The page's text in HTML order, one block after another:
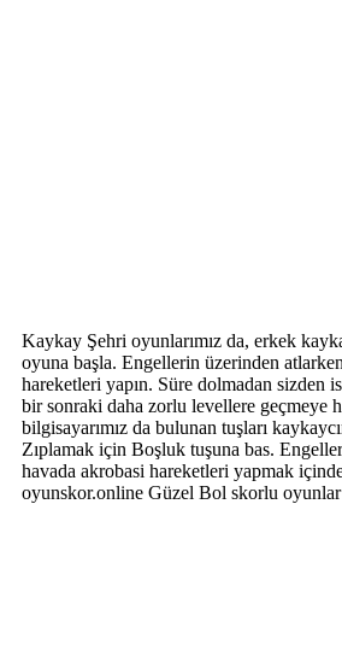
Kaykay Şehri oyunlarımız da, erkek
oyuna başla. Engellerin üzerinden
hareketleri yapın. Süre dolmadan sizden
bir sonraki daha zorlu levellere geçmeye
bilgisayarımız da bulunan tuşları
Zıplamak için Boşluk tuşuna bas.
havada akrobasi hareketleri yapmak
oyunskor.online Güzel Bol skorlu